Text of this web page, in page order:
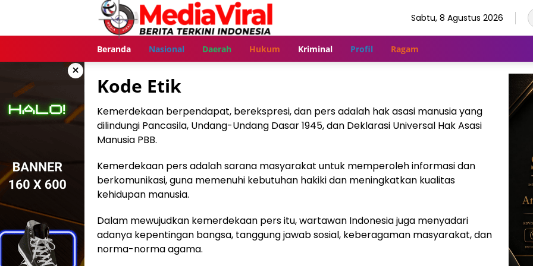
Sabtu, 8 Agustus 2026
Beranda Nasional Daerah Hukum Kriminal Profil Ragam
×
Kode Etik
Kemerdekaan berpendapat, berekspresi, dan pers adalah hak asasi manusia yang
dilindungi Pancasila, Undang-Undang Dasar 1945, dan Deklarasi Universal Hak Asasi
Manusia PBB.
Kemerdekaan pers adalah sarana masyarakat untuk memperoleh informasi dan
berkomunikasi, guna memenuhi kebutuhan hakiki dan meningkatkan kualitas
kehidupan manusia.
Dalam mewujudkan kemerdekaan pers itu, wartawan Indonesia juga menyadari
adanya kepentingan bangsa, tanggung jawab sosial, keberagaman masyarakat, dan
norma-norma agama.